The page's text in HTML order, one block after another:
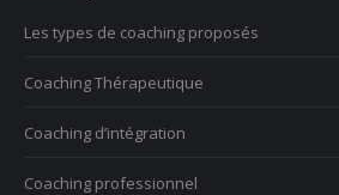
Les types de coaching proposés
Coaching Thérapeutique
Coaching d’intégration
Coaching professionnel